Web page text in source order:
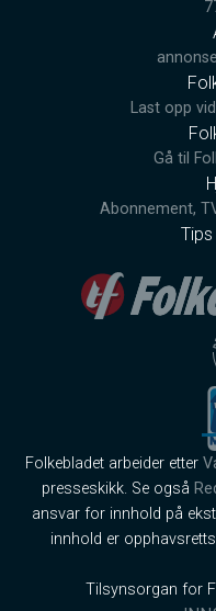
Last opp
Gå til
Abonnement,
Folkebladet arbeider etter
presseskikk. Se også
ansvar for innhold på
innhold er
Tilsynsorgan for